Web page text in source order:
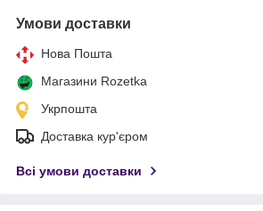
Умови доставки
Нова Пошта
Магазини Rozetka
Укрпошта
Доставка кур'єром
Всі умови доставки